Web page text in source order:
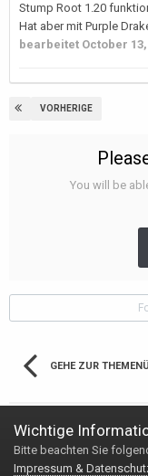
Stump Root 1.20
Hat aber mit Purple
bearbeitet October 13,
VORHERIGE
You will be
GEHE ZUR
Impressum
Wichtige
Bitte beachten Sie
Impressum &